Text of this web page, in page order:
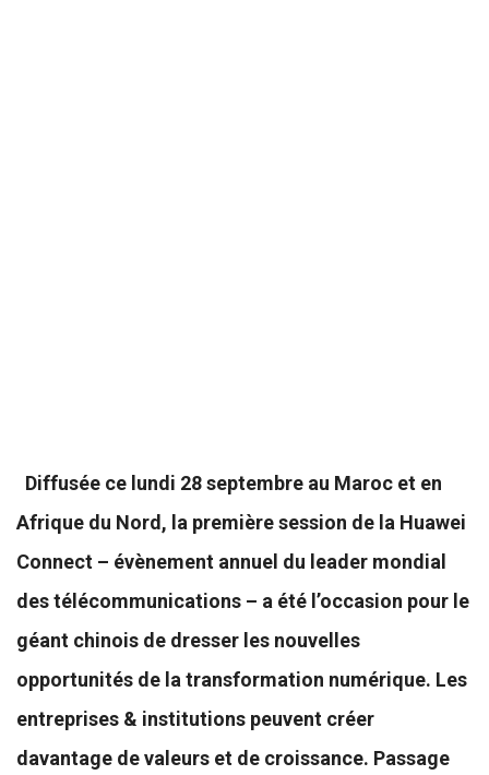
Diffusée ce lundi 28 septembre au Maroc et en
Afrique du Nord, la première session de la Huawei
Connect – évènement annuel du leader mondial
des télécommunications – a été l’occasion pour le
géant chinois de dresser les nouvelles
opportunités de la transformation numérique. Les
entreprises & institutions peuvent créer
davantage de valeurs et de croissance. Passage